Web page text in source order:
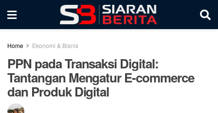
Home Ekonomi & Bisnis
PPN pada Transaksi Digital:
Tantangan Mengatur E-commerce
dan Produk Digital